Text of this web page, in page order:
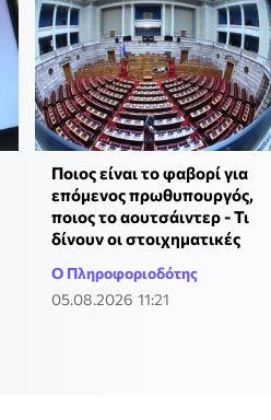
Ποιος είναι το φαβορί για
επόμενος πρωθυπουργός,
ποιος το αουτσάιντερ - Τι
δίνουν οι στοιχηματικές
Ο Πληροφοριοδότης
05.08.2026 11:21